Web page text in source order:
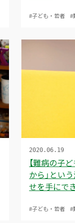
#子ども・若者 #
【難病の子
から」とい
せを手にで
2020.06.19
#子ども・若者 #